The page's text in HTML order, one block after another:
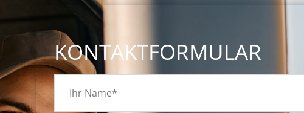
KONTAKTFORMULAR